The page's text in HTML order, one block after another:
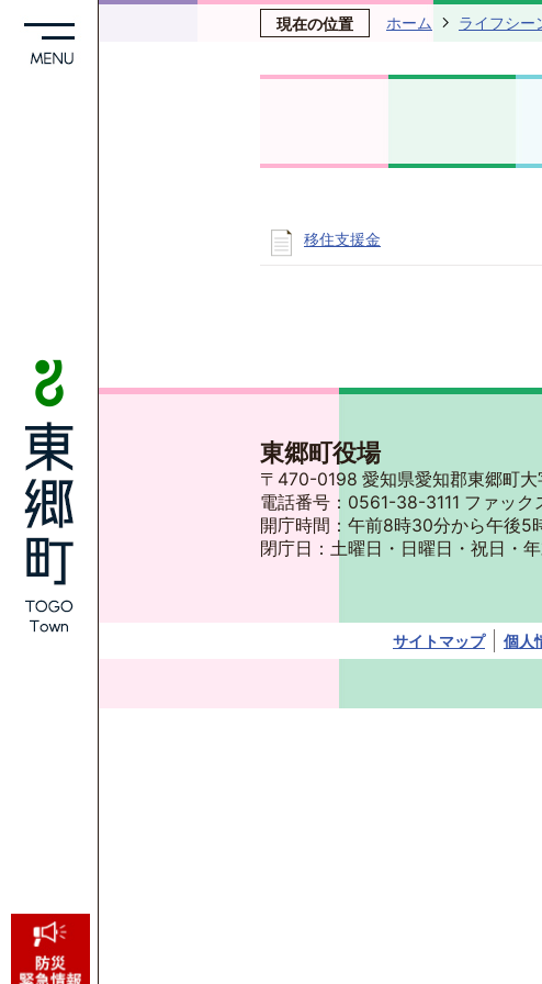
現在の位置 ホーム ライフシー
移住支援金
東郷町役場
〒470-0198 愛知県愛知郡東郷町大
電話番号：0561-38-3111 ファッ
開庁時間：午前8時30分から午後5
閉庁日：土曜日・日曜日・祝日・
サイトマップ 個人